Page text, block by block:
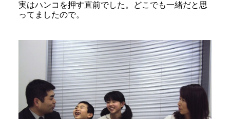
実はハンコを押す直前でした。どこでも一緒だと思
ってましたので。